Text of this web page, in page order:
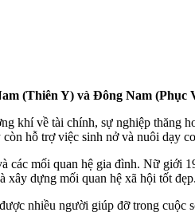
(Thiên Y) và Đông Nam (Phục
về tài chính, sự nghiệp thăng
hỗ trợ việc sinh nở và nuôi dạy
mối quan hệ gia đình. Nữ giới
xây dựng mối quan hệ xã hội tốt đẹp.
nhiều người giúp đỡ trong cuộc